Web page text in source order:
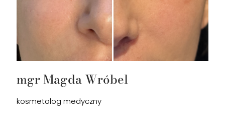
mgr Magda Wróbel
kosmetolog medyczny